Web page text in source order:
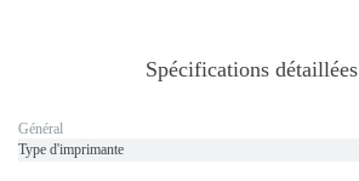
Spécifications détaillées
Général
Type d'imprimante